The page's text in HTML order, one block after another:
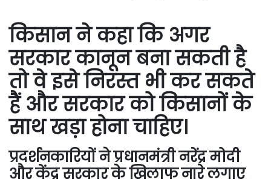
किसान ने कहा कि अगर
सरकार कानून बना सकती है
तो वे इसे निरस्त भी कर सकते
हैं और सरकार को किसानों के
साथ खड़ा होना चाहिए।
प्रदर्शनकारियों ने प्रधानमंत्री नरेंद्र मोदी
और केंद्र सरकार के खिलाफ नारे लगाए